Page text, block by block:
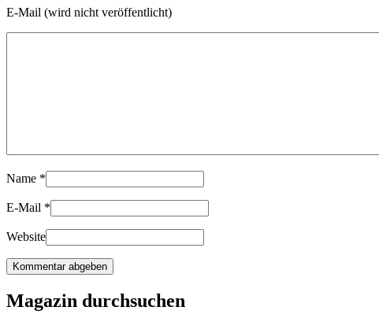
E-Mail (wird nicht veröffentlicht)
Name *
E-Mail *
Website
Magazin durchsuchen